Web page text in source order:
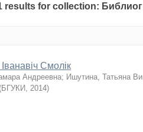
results for collection:
Смолік
Андреевна; Ишутина, Татьяна
(БГУКИ, 2014)